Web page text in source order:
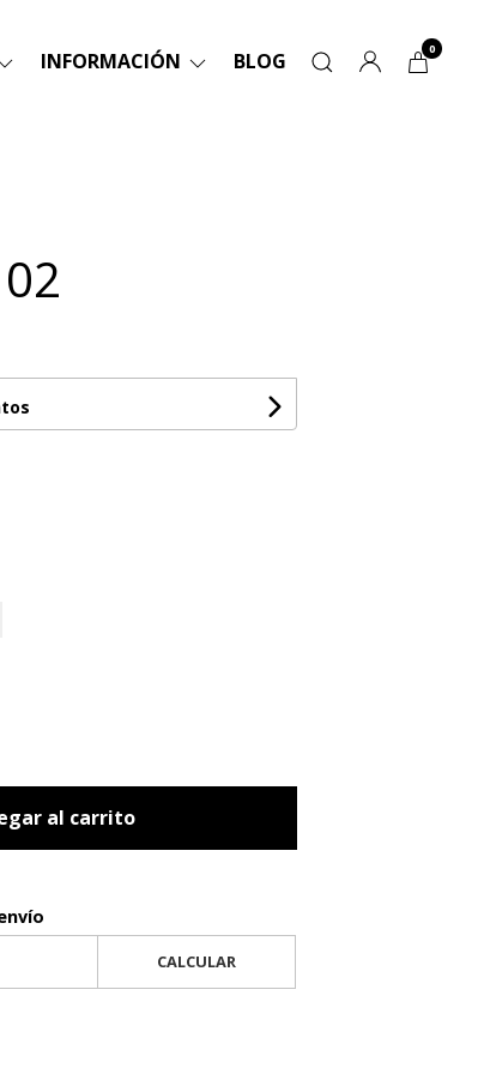
INFORMACIÓN BLOG 0
al carrito
CALCULAR